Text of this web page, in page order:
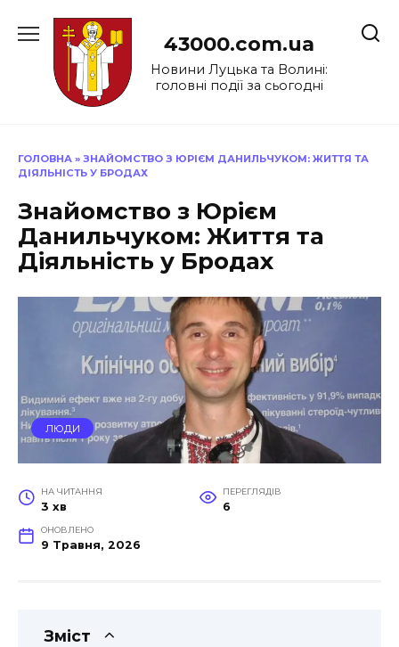
до
43000.com.ua
Новини Луцька та Волині:
головні події за сьогодні
ГОЛОВНА » ЗНАЙОМСТВО З ЮРІЄМ ДАНИЛЬЧУКОМ: ЖИТТЯ ТА
ДІЯЛЬНІСТЬ У БРОДАХ
Знайомство з Юрієм
Данильчуком: Життя та
Діяльність у Бродах
ЛЮДИ
НА ЧИТАННЯ
3 хв
ПЕРЕГЛЯДІВ
6
ОНОВЛЕНО
9 Травня, 2026
Зміст